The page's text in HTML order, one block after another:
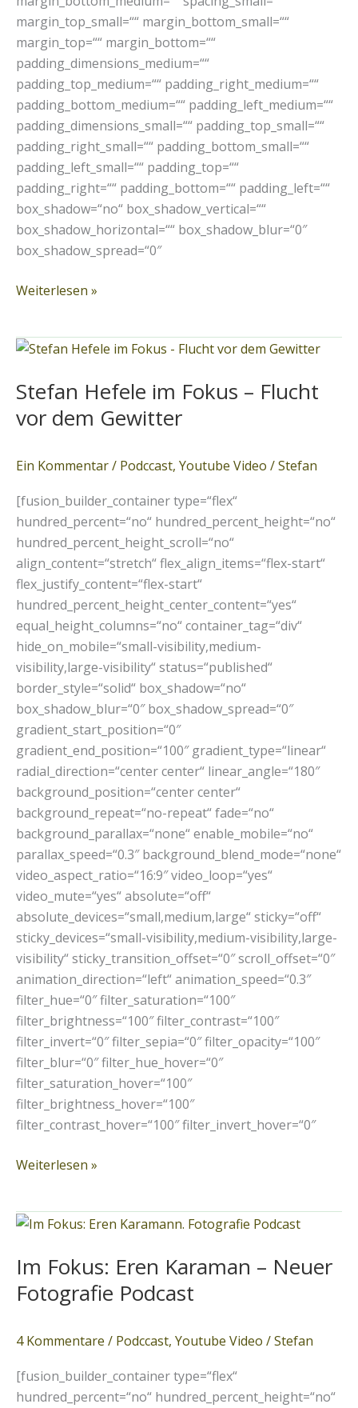
margin_top_small=““ margin_bottom_small=““
margin_top=““ margin_bottom=““
padding_dimensions_medium=““
padding_top_medium=““ padding_right_medium=““
padding_bottom_medium=““ padding_left_medium=““
padding_dimensions_small=““ padding_top_small=““
padding_right_small=““ padding_bottom_small=““
padding_left_small=““ padding_top=““
padding_right=““ padding_bottom=““ padding_left=““
box_shadow=“no“ box_shadow_vertical=““
box_shadow_horizontal=““ box_shadow_blur=“0″
box_shadow_spread=“0″
Weiterlesen »
Stefan Hefele im Fokus – Flucht
vor dem Gewitter
Ein Kommentar/ Podccast, Youtube Video /Stefan
[fusion_builder_container type=“flex“
hundred_percent=“no“ hundred_percent_height=“no“
hundred_percent_height_scroll=“no“
align_content=“stretch“ flex_align_items=“flex-start“
flex_justify_content=“flex-start“
hundred_percent_height_center_content=“yes“
equal_height_columns=“no“ container_tag=“div“
hide_on_mobile=“small-visibility,medium-
visibility,large-visibility“ status=“published“
border_style=“solid“ box_shadow=“no“
box_shadow_blur=“0″ box_shadow_spread=“0″
gradient_start_position=“0″
gradient_end_position=“100″ gradient_type=“linear“
radial_direction=“center center“ linear_angle=“180″
background_position=“center center“
background_repeat=“no-repeat“ fade=“no“
background_parallax=“none“ enable_mobile=“no“
parallax_speed=“0.3″ background_blend_mode=“none“
video_aspect_ratio=“16:9″ video_loop=“yes“
video_mute=“yes“ absolute=“off“
absolute_devices=“small,medium,large“ sticky=“off“
sticky_devices=“small-visibility,medium-visibility,large-
visibility“ sticky_transition_offset=“0″ scroll_offset=“0″
animation_direction=“left“ animation_speed=“0.3″
filter_hue=“0″ filter_saturation=“100″
filter_brightness=“100″ filter_contrast=“100″
filter_invert=“0″ filter_sepia=“0″ filter_opacity=“100″
filter_blur=“0″ filter_hue_hover=“0″
filter_saturation_hover=“100″
filter_brightness_hover=“100″
filter_contrast_hover=“100″ filter_invert_hover=“0″
Stefan
im
–
vor
dem
Gewitter
Weiterlesen »
Im Fokus: Eren Karaman – Neuer
Fotografie Podcast
4 Kommentare / Podccast, Youtube Video /Stefan
[fusion_builder_container type=“flex“
hundred_percent=“no“ hundred_percent_height=“no“
Im
Eren
Karaman
–
Fotografie
Podcast